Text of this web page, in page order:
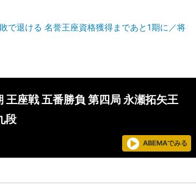
で退ける 名誉王座資格獲得まであと1期に／将
王座戦 五番勝負 第四局 永瀬拓矢王
段
ABEMAでみる